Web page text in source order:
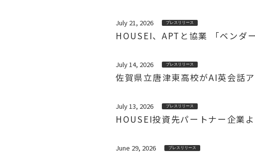
July 21, 2026 プレスリリース
HOUSEI、APTと協業 「ベンダ
July 14, 2026 プレスリリース
佐賀県立唐津東高校がAI英会話
July 13, 2026 プレスリリース
HOUSEI投資先パートナー企業
June 29, 2026 プレスリリース